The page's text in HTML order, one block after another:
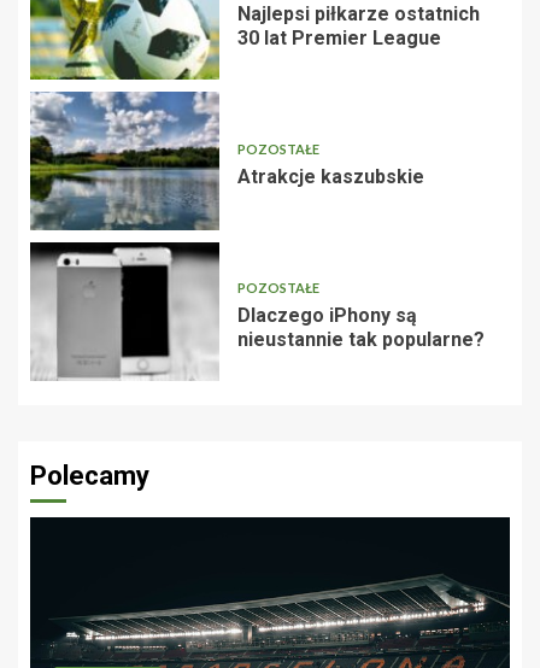
Najlepsi piłkarze ostatnich
30 lat Premier League
POZOSTAŁE
Atrakcje kaszubskie
POZOSTAŁE
Dlaczego iPhony są
nieustannie tak popularne?
Polecamy